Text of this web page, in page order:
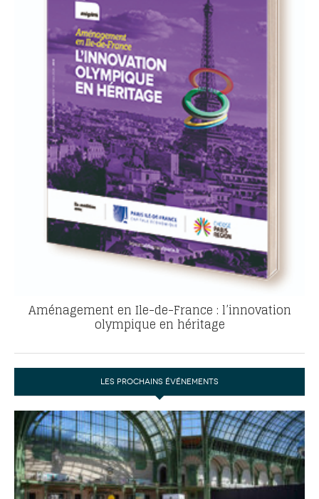
Aménagement en Ile-de-France : l’innovation
olympique en héritage
LES PROCHAINS ÉVÉNEMENTS